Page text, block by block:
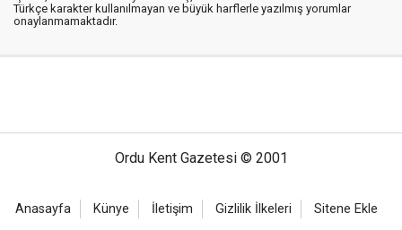
Türkçe karakter kullanılmayan ve büyük harflerle yazılmış yorumlar
onaylanmamaktadır.
Ordu Kent Gazetesi © 2001
Anasayfa Künye İletişim Gizlilik İlkeleri Sitene Ekle